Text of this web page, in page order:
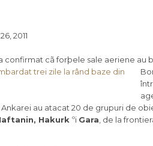
2011
confirmat cã forþele sale aeriene au
au atacat 20 de grupuri de
Hakurk ºi Gara , de la